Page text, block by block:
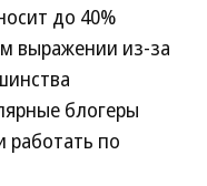
до 40%
выражении из-за
блогеры
работать по